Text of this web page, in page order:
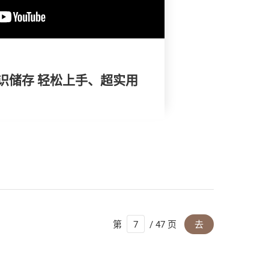
储存 轻松上手、超实用
第 / 47 页 去